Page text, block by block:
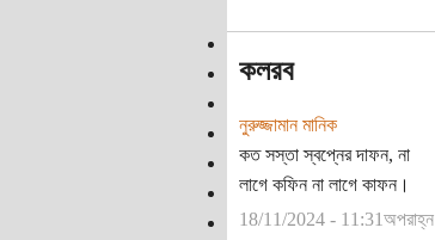
কলরব
নুরুজ্জামান মানিক
কত সস্তা স্বপ্নের দাফন, না
লাগে কফিন না লাগে কাফন।
18/11/2024 - 11:31অপরাহ্ন